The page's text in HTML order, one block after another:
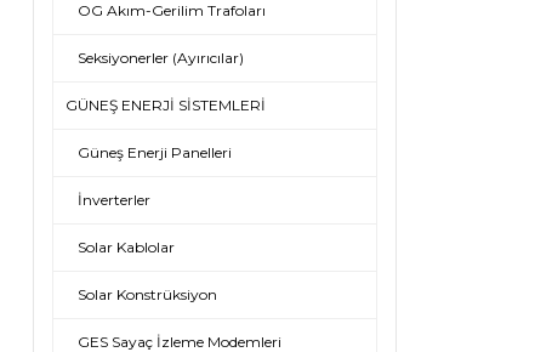
OG Akım-Gerilim Trafoları
Seksiyonerler (Ayırıcılar)
GÜNEŞ ENERJİ SİSTEMLERİ
Güneş Enerji Panelleri
İnverterler
Solar Kablolar
Solar Konstrüksiyon
GES Sayaç İzleme Modemleri